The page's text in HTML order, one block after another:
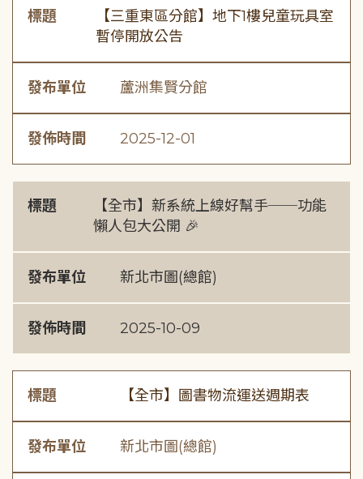
標題
【三重東區分館】地下1樓兒童玩具室
暫停開放公告
發布單位 蘆洲集賢分館
發佈時間 2025-12-01
標題
【全市】新系統上線好幫手──功能
懶人包大公開 🎉
發布單位 新北市圖(總館)
發佈時間 2025-10-09
標題 【全市】圖書物流運送週期表
發布單位 新北市圖(總館)